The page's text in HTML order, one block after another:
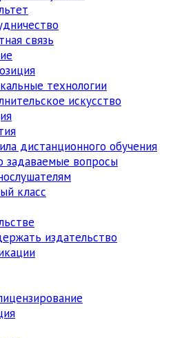
связь
технологии
искусство
дистанционного обучения
задаваемые вопросы
класс
издательство